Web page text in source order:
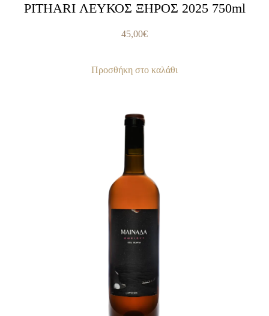
PITHARI ΛΕΥΚΟΣ ΞΗΡΟΣ 2025 750ml
45,00€
Προσθήκη στο καλάθι